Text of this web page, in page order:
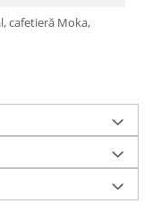
cafetieră Moka,